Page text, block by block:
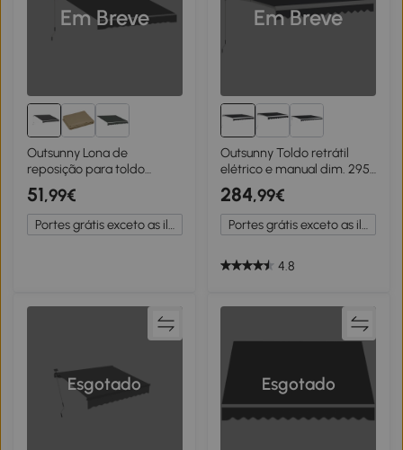
Em Breve
Outsunny Lona de
reposição para toldo
retrátil lambrequim ondas
suaves poliéster alta
densidade 280 g/m² anti-
UV 2,82 x 2,4 m cinza
51,99€
Portes grátis exceto as ilhas
Em Breve
Outsunny Toldo retrátil
elétrico e manual dim. 295L
x 250l cm telecomando
incluído alu. Poliéster de
alta densidade, cinza
284,99€
Portes grátis exceto as ilhas
4.8
Esgotado Esgotado